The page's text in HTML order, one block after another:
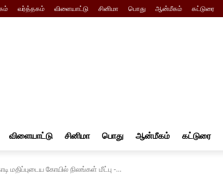
வர்த்தகம் விளையாட்டு சினிமா பொது ஆன்மீகம் கட்டுரை
விளையாட்டு சினிமா பொது ஆன்மீகம் கட்டுரை
கோயில் நிலங்கள் மீட்பு -...